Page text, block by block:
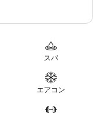
スパ
エアコン